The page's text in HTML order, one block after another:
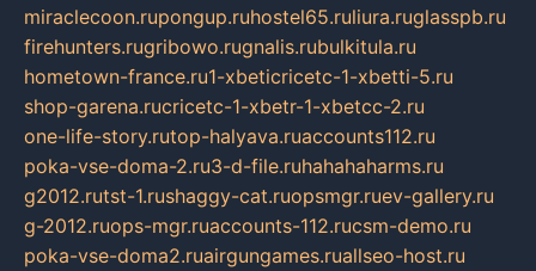
miraclecoon.rupongup.ruhostel65.ruliura.ruglasspb.ru
firehunters.rugribowo.rugnalis.rubulkitula.ru
hometown-france.ru1-xbeticricetc-1-xbetti-5.ru
shop-garena.rucricetc-1-xbetr-1-xbetcc-2.ru
one-life-story.rutop-halyava.ruaccounts112.ru
poka-vse-doma-2.ru3-d-file.ruhahahaharms.ru
g2012.rutst-1.rushaggy-cat.ruopsmgr.ruev-gallery.ru
g-2012.ruops-mgr.ruaccounts-112.rucsm-demo.ru
poka-vse-doma2.ruairgungames.ruallseo-host.ru